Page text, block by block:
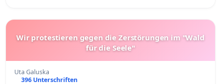
Wir protestieren gegen die Zerstörungen im "Wald
für die Seele"
Uta Galuska
396 Unterschriften